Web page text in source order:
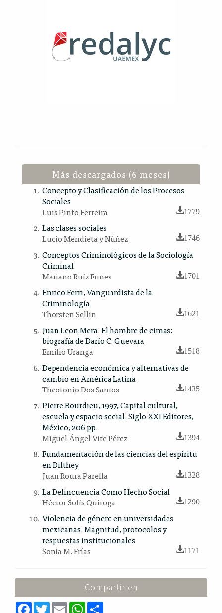
Más descargados (6 meses)
Concepto y Clasificación de los Procesos
Sociales
Luis Pinto Ferreira
1779
Las clases sociales
Lucio Mendieta y Núñez
1746
Conceptos Criminológicos de la Sociología
Criminal
Mariano Ruíz Funes
1701
Enrico Ferri, Vanguardista de la
Criminología
Thorsten Sellin
1621
Juan Leon Mera. El hombre de cimas:
biografía de Darío C. Guevara
Emilio Uranga
1518
Dependencia económica y alternativas de
cambio en América Latina
Theotonio Dos Santos
1435
Pierre Bourdieu, 1997, Capital cultural,
escuela y espacio social. Siglo XXI Editores,
México, 206 pp.
Miguel Ángel Vite Pérez
1394
Fundamentación de las ciencias del espíritu
en Dilthey
Juan Roura Parella
1328
La Delincuencia Como Hecho Social
Héctor Solís Quiroga
1290
Violencia de género en universidades
mexicanas. Magnitud, protocolos y
respuestas institucionales
Sonia M. Frías
1171
Compartir en
F T E W